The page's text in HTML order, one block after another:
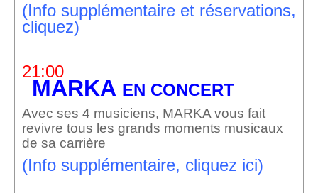
(Info supplémentaire et réservations,
cliquez)
21:00
MARKA EN CONCERT
Avec ses 4 musiciens, MARKA vous fait
revivre tous les grands moments musicaux
de sa carrière
(Info supplémentaire, cliquez ici)